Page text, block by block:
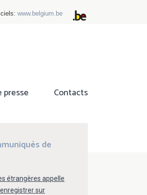
www.belgium.be
presse Contacts
de
étrangères appelle
sur